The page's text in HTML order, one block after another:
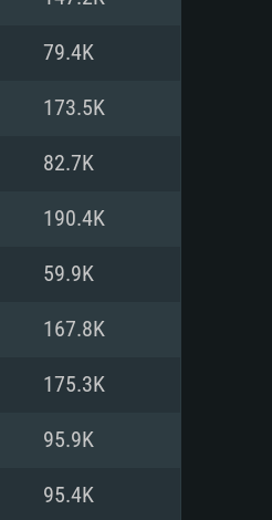
이상
는 Nvidia
지 않습니
언트)
그래픽 드라
드라이버를
소사양 지원
79.4K
173.5K
82.7K
190.4K
59.9K
167.8K
175.3K
95.9K
95.4K